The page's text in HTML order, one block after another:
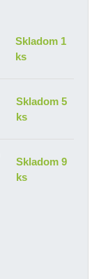
Skladom 1
ks
Skladom 5
ks
Skladom 9
ks